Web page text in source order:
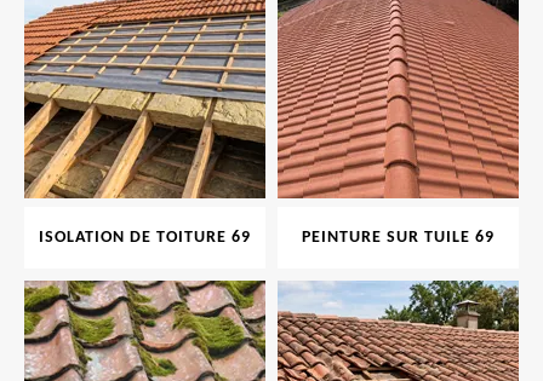
ISOLATION DE TOITURE 69 PEINTURE SUR TUILE 69